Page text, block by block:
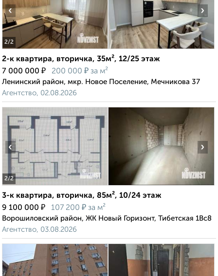
2/2
‹ ›
2-к квартира, вторичка, 35м², 12/25 этаж
7 000 000 ₽ 200 000 ₽ за м²
Ленинский район, мкр. Новое Поселение, Мечникова 37
Агентство, 02.08.2026
2/2
‹ ›
3-к квартира, вторичка, 85м², 10/24 этаж
9 100 000 ₽ 107 200 ₽ за м²
Ворошиловский район, ЖК Новый Горизонт, Тибетская 1Вс8
Агентство, 03.08.2026